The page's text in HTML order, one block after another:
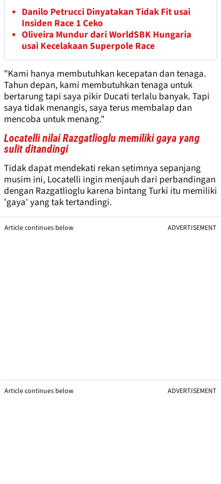
Danilo Petrucci Dinyatakan Tidak Fit usai
Insiden Race 1 Ceko
Oliveira Mundur dari WorldSBK Hungaria
usai Kecelakaan Superpole Race
"Kami hanya membutuhkan kecepatan dan tenaga.
Tahun depan, kami membutuhkan tenaga untuk
bertarung tapi saya pikir Ducati terlalu banyak. Tapi
saya tidak menangis, saya terus membalap dan
mencoba untuk menang."
Locatelli nilai Razgatlioglu memiliki gaya yang
sulit ditandingi
Tidak dapat mendekati rekan setimnya sepanjang
musim ini, Locatelli ingin menjauh dari perbandingan
dengan Razgatlioglu karena bintang Turki itu memiliki
'gaya' yang tak tertandingi.
Article continues below ADVERTISEMENT
Article continues below ADVERTISEMENT